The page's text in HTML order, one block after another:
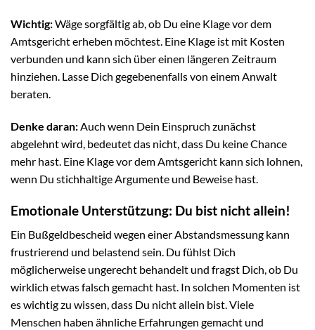
Wichtig:Wäge sorgfältig ab, ob Du eine Klage vor dem
Amtsgericht erheben möchtest. Eine Klage ist mit Kosten
verbunden und kann sich über einen längeren Zeitraum
hinziehen. Lasse Dich gegebenenfalls von einem Anwalt
beraten.
Denke daran:Auch wenn Dein Einspruch zunächst
abgelehnt wird, bedeutet das nicht, dass Du keine Chance
mehr hast. Eine Klage vor dem Amtsgericht kann sich lohnen,
wenn Du stichhaltige Argumente und Beweise hast.
Emotionale Unterstützung: Du bist nicht allein!
Ein Bußgeldbescheid wegen einer Abstandsmessung kann
frustrierend und belastend sein. Du fühlst Dich
möglicherweise ungerecht behandelt und fragst Dich, ob Du
wirklich etwas falsch gemacht hast. In solchen Momenten ist
es wichtig zu wissen, dass Du nicht allein bist. Viele
Menschen haben ähnliche Erfahrungen gemacht und